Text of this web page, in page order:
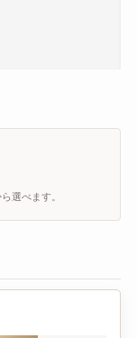
選べます。